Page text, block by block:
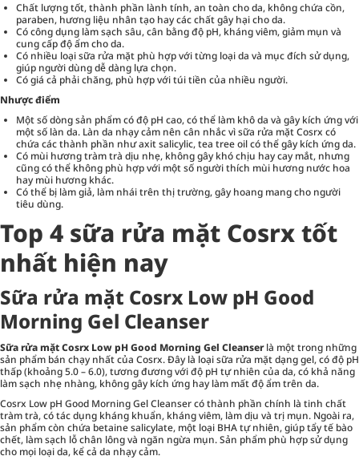
Chất lượng tốt, thành phần lành tính, an toàn cho da, không chứa cồn,
paraben, hương liệu nhân tạo hay các chất gây hại cho da.
Có công dụng làm sạch sâu, cân bằng độ pH, kháng viêm, giảm mụn và
cung cấp độ ẩm cho da.
Có nhiều loại sữa rửa mặt phù hợp với từng loại da và mục đích sử dụng,
giúp người dùng dễ dàng lựa chọn.
Có giá cả phải chăng, phù hợp với túi tiền của nhiều người.
Nhược điểm
Một số dòng sản phẩm có độ pH cao, có thể làm khô da và gây kích ứng với
một số làn da. Làn da nhạy cảm nên cân nhắc vì sữa rửa mặt Cosrx có
chứa các thành phần như axit salicylic, tea tree oil có thể gây kích ứng da.
Có mùi hương tràm trà dịu nhẹ, không gây khó chịu hay cay mắt, nhưng
cũng có thể không phù hợp với một số người thích mùi hương nước hoa
hay mùi hương khác.
Có thể bị làm giả, làm nhái trên thị trường, gây hoang mang cho người
tiêu dùng.
Top 4 sữa rửa mặt Cosrx tốt
nhất hiện nay
Sữa rửa mặt Cosrx Low pH Good
Morning Gel Cleanser
Sữa rửa mặt Cosrx Low pH Good Morning Gel Cleanserlà một trong những
sản phẩm bán chạy nhất của Cosrx. Đây là loại sữa rửa mặt dạng gel, có độ pH
thấp (khoảng 5.0 – 6.0), tương đương với độ pH tự nhiên của da, có khả năng
làm sạch nhẹ nhàng, không gây kích ứng hay làm mất độ ẩm trên da.
Cosrx Low pH Good Morning Gel Cleanser có thành phần chính là tinh chất
tràm trà, có tác dụng kháng khuẩn, kháng viêm, làm dịu và trị mụn. Ngoài ra,
sản phẩm còn chứa betaine salicylate, một loại BHA tự nhiên, giúp tẩy tế bào
chết, làm sạch lỗ chân lông và ngăn ngừa mụn. Sản phẩm phù hợp sử dụng
cho mọi loại da, kể cả da nhạy cảm.